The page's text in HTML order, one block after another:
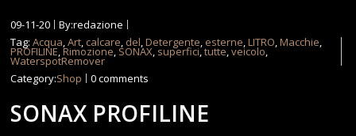
09-11-20
By:redazione
Tag:Acqua,Art, calcare, del,Detergente, esterne,LITRO,Macchie,
PROFILINE,Rimozione, SONAX, superfici,tutte,veicolo,
WaterspotRemover
Category:Shop 0 comments
SONAX PROFILINE